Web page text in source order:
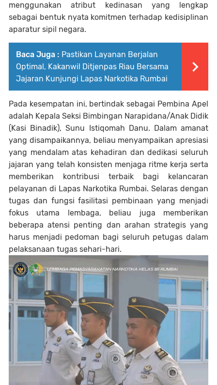
menggunakan atribut kedinasan yang lengkap
sebagai bentuk nyata komitmen terhadap kedisiplinan
aparatur sipil negara.
Baca Juga : Pastikan Layanan Berjalan
Optimal, Kakanwil Ditjenpas Riau Bersama
Jajaran Kunjungi Lapas Narkotika Rumbai
Pada kesempatan ini, bertindak sebagai Pembina Apel
adalah Kepala Seksi Bimbingan Narapidana/Anak Didik
(Kasi Binadik), Sunu Istiqomah Danu. Dalam amanat
yang disampaikannya, beliau menyampaikan apresiasi
yang mendalam atas kehadiran dan dedikasi seluruh
jajaran yang telah konsisten menjaga ritme kerja serta
memberikan kontribusi terbaik bagi kelancaran
pelayanan di Lapas Narkotika Rumbai. Selaras dengan
tugas dan fungsi fasilitasi pembinaan yang menjadi
fokus utama lembaga, beliau juga memberikan
beberapa atensi penting dan arahan strategis yang
harus menjadi pedoman bagi seluruh petugas dalam
pelaksanaan tugas sehari-hari.